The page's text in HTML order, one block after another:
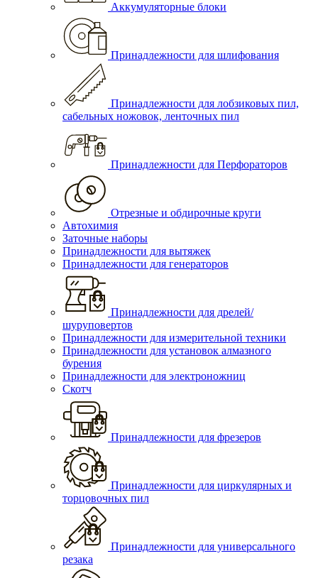
Аккумуляторные блоки
Принадлежности для шлифования
Принадлежности для лобзиковых пил,
сабельных ножовок, ленточных пил
Принадлежности для Перфораторов
Отрезные и обдирочные круги
Автохимия
Заточные наборы
Принадлежности для вытяжек
Принадлежности для генераторов
Принадлежности для дрелей/
шуруповертов
Принадлежности для измерительной техники
Принадлежности для установок алмазного
бурения
Принадлежности для электроножниц
Скотч
Принадлежности для фрезеров
Принадлежности для циркулярных и
торцовочных пил
Принадлежности для универсального
резака